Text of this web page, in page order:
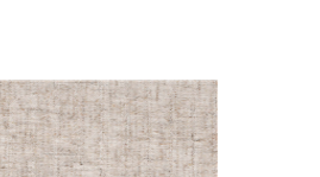
מיכאל רנד שולמית